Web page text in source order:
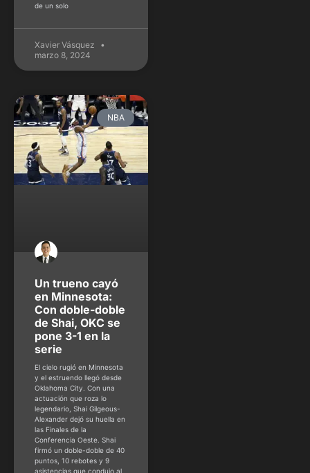
de un solo
Xavier Vásquez
marzo 8, 2024
NBA
Un trueno cayó
en Minnesota:
Con doble-doble
de Shai, OKC se
pone 3-1 en la
serie
El cielo rugió en Minnesota
y el estruendo llegó desde
Oklahoma City. Con una
actuación que roza lo
legendario, Shai Gilgeous-
Alexander dejó su huella en
las Finales de la
Conferencia Oeste. Shai
firmó un doble-doble de 40
puntos, 10 rebotes y 9
asistencias que condujo al